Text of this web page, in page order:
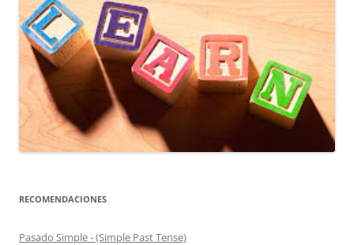
RECOMENDACIONES
Pasado Simple - (Simple Past Tense)